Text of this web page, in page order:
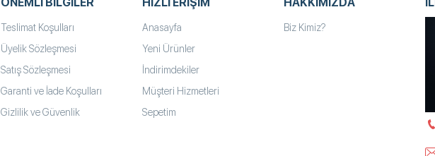
Teslimat Koşulları
Üyelik Sözleşmesi
Satış Sözleşmesi
Garanti ve İade Koşulları
Gizlilik ve Güvenlik
Anasayfa
Yeni Ürünler
İndirimdekiler
Müşteri Hizmetleri
Sepetim
Biz Kimiz?